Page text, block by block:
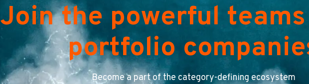
Join the powerful
portfolio
Become a part of the category-defining ecosystem